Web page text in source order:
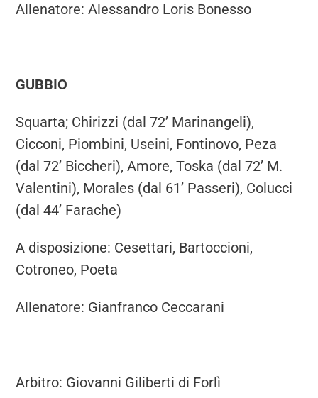
Allenatore: Alessandro Loris Bonesso
GUBBIO
Squarta; Chirizzi (dal 72’ Marinangeli),
Cicconi, Piombini, Useini, Fontinovo, Peza
(dal 72’ Biccheri), Amore, Toska (dal 72’ M.
Valentini), Morales (dal 61’ Passeri), Colucci
(dal 44’ Farache)
A disposizione: Cesettari, Bartoccioni,
Cotroneo, Poeta
Allenatore: Gianfranco Ceccarani
Arbitro: Giovanni Giliberti di Forlì